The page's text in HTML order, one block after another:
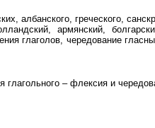
албанского, греческого,
армянский,
глаголов, чередование
– флексия и